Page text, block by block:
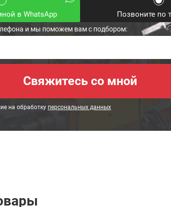
в WhatsApp Позвоните по
и мы поможем вам с подбором:
на обработку персональных данных